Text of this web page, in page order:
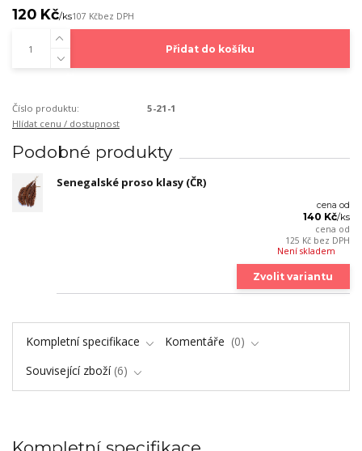
120 Kč/ks107 Kčbez DPH
Přidat do košíku
Číslo produktu:
5-21-1
Hlídat cenu / dostupnost
Podobné produkty
Senegalské proso klasy (ČR)
cena od
140 Kč/ks
cena od
125 Kč bez DPH
Není skladem
Zvolit variantu
Kompletní specifikace Komentáře
0
Související zboží 6